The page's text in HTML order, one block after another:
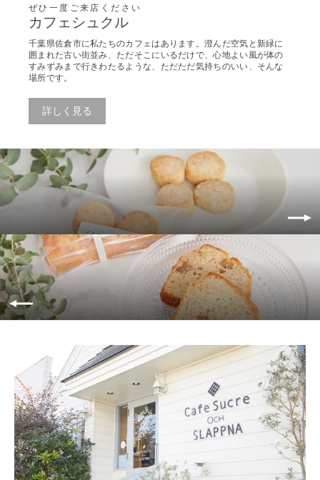
ぜひ一度ご来店ください
カフェシュクル
千葉県佐倉市に私たちのカフェはあります。澄んだ空気と新緑に
囲まれた古い街並み、ただそこにいるだけで、心地よい風が体の
すみずみまで行きわたるような、ただただ気持ちのいい、そんな
場所です。
詳しく見る